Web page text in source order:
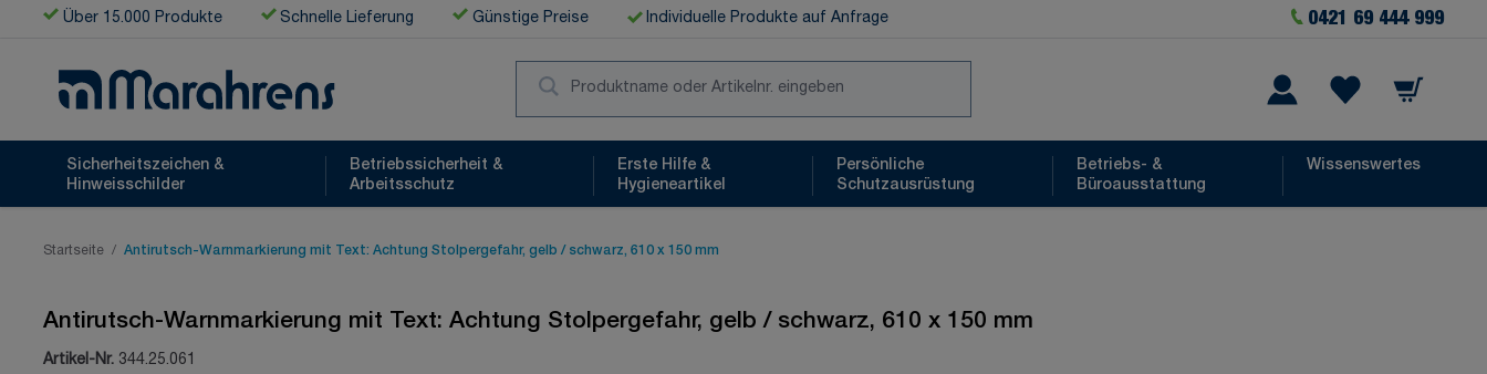
Zum Inhalt springen
Über 15.000 Produkte Schnelle Lieferung Günstige Preise Individuelle Produkte auf Anfrage 0421 69 444 999
Warenkorb
Sicherheitszeichen &
Hinweisschilder
Betriebssicherheit &
Arbeitsschutz
Erste Hilfe &
Hygieneartikel
Persönliche
Schutzausrüstung
Betriebs- &
Büroausstattung
Wissenswertes
Startseite / Antirutsch-Warnmarkierung mit Text: Achtung Stolpergefahr, gelb / schwarz, 610 x 150 mm
Antirutsch-Warnmarkierung mit Text: Achtung Stolpergefahr, gelb / schwarz, 610 x 150 mm
Artikel-Nr. 344.25.061